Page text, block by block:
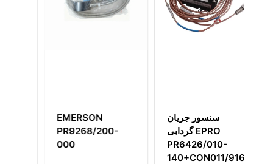
EMERSON
PR9268/200-
000
سنسور جریان
گردابی EPRO
PR6426/010-
140+CON011/916-